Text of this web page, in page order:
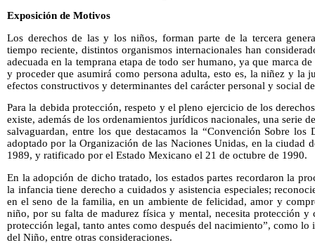
Exposición de Motivos
Los derechos de las y los niños, forman parte de la tercera
tiempo reciente, distintos organismos internacionales han
adecuada en la temprana etapa de todo ser humano, ya que marca
y proceder que asumirá como persona adulta, esto es, la niñez y la
efectos constructivos y determinantes del carácter personal y social
Para la debida protección, respeto y el pleno ejercicio de los
existe, además de los ordenamientos jurídicos nacionales, una serie
salvaguardan, entre los que destacamos la “Convención Sobre los
adoptado por la Organización de las Naciones Unidas, en la ciudad
1989, y ratificado por el Estado Mexicano el 21 de octubre de 1990.
En la adopción de dicho tratado, los estados partes recordaron la
la infancia tiene derecho a cuidados y asistencia especiales;
en el seno de la familia, en un ambiente de felicidad, amor y
niño, por su falta de madurez física y mental, necesita protección y
protección legal, tanto antes como después del nacimiento”, como
del Niño, entre otras consideraciones.